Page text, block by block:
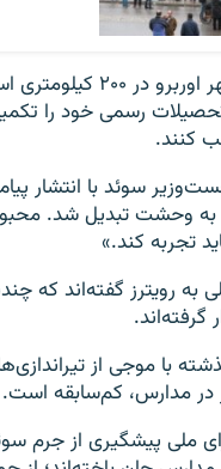
حمله مسلحانه
رسمی خود را
کنند.
سوئد با انتشار
به وحشت تبدیل شد.
تجربه کند.»
به رویترز گفته‌اند که
با موجی از
در مدارس، کم‌سابقه است.